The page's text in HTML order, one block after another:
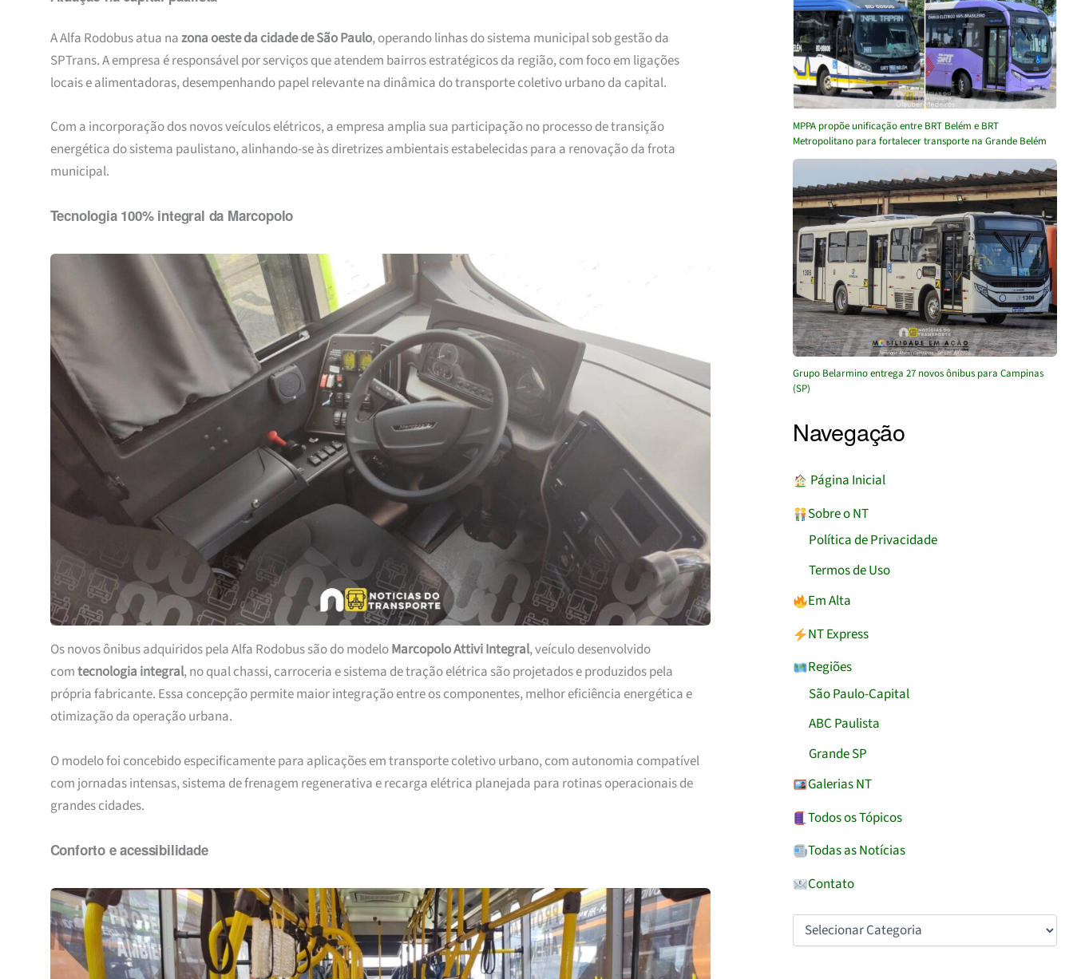
A Alfa Rodobus atua nazona oeste da cidade de São Paulo, operando linhas do sistema municipal sob gestão da
SPTrans. A empresa é responsável por serviços que atendem bairros estratégicos da região, com foco em ligações
locais e alimentadoras, desempenhando papel relevante na dinâmica do transporte coletivo urbano da capital.
Com a incorporação dos novos veículos elétricos, a empresa amplia sua participação no processo de transição
energética do sistema paulistano, alinhando-se às diretrizes ambientais estabelecidas para a renovação da frota
municipal.
Tecnologia 100% integral da Marcopolo
Os novos ônibus adquiridos pela Alfa Rodobus são do modeloMarcopolo Attivi Integral, veículo desenvolvido
comtecnologia integral, no qual chassi, carroceria e sistema de tração elétrica são projetados e produzidos pela
própria fabricante. Essa concepção permite maior integração entre os componentes, melhor eficiência energética e
otimização da operação urbana.
O modelo foi concebido especificamente para aplicações em transporte coletivo urbano, com autonomia compatível
com jornadas intensas, sistema de frenagem regenerativa e recarga elétrica planejada para rotinas operacionais de
grandes cidades.
Conforto e acessibilidade
MPPA propõe unificação entre BRT Belém e BRT
Metropolitano para fortalecer transporte na Grande Belém
Grupo Belarmino entrega 27 novos ônibus para Campinas
(SP)
Navegação
︎ Página Inicial
Sobre o NT
Política de Privacidade
Termos de Uso
Em Alta
NT Express
Regiões
São Paulo-Capital
ABC Paulista
Grande SP
Galerias NT
Todos os Tópicos
Todas as Notícias
Contato